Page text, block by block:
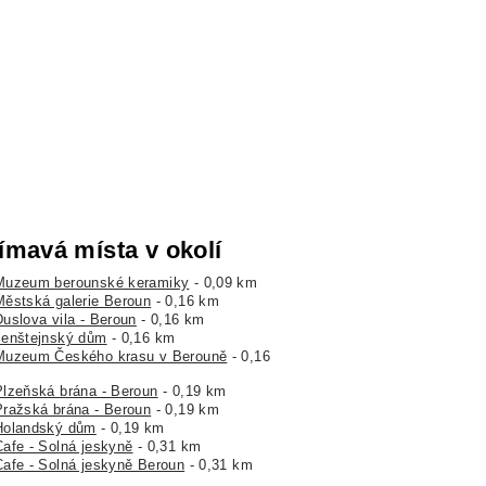
místa v okolí
berounské keramiky - 0,09 km
galerie Beroun - 0,16 km
vila - Beroun - 0,16 km
dům - 0,16 km
Českého krasu v Berouně - 0,16
brána - Beroun - 0,19 km
brána - Beroun - 0,19 km
dům - 0,19 km
- Solná jeskyně - 0,31 km
- Solná jeskyně Beroun - 0,31 km